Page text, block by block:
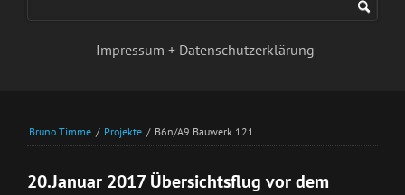
Impressum + Datenschutzerklärung
Bruno Timme / Projekte / B6n/A9 Bauwerk 121
20.Januar 2017 Übersichtsflug vor dem